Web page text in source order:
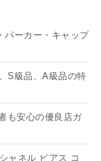
パーカー・キャップ
S級品、A級品の特
も安心の優良店ガ
ャネル ピアス コ